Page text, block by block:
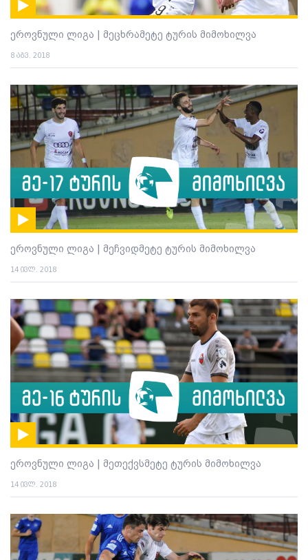
ეროვნული ლიგა | მეცხრამეტე ტურის მიმოხილვა
8 აგვ. 2018
ეროვნული ლიგა | მეჩვიდმეტე ტურის მიმოხილვა
14 ივლ. 2018
ეროვნული ლიგა | მეთექვსმეტე ტურის მიმოხილვა
14 ივლ. 2018